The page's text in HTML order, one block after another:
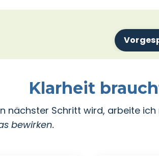
Klarheit
nächster Schritt wird, arbeite
bewirken.